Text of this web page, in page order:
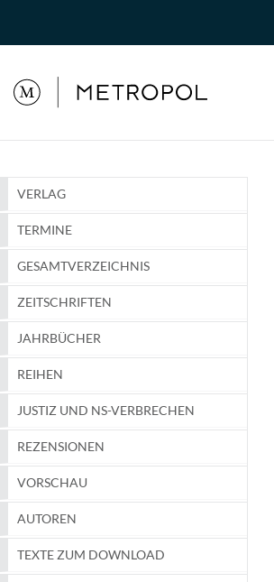
VERLAG
TERMINE
GESAMTVERZEICHNIS
ZEITSCHRIFTEN
JAHRBÜCHER
REIHEN
JUSTIZ UND NS-VERBRECHEN
REZENSIONEN
VORSCHAU
AUTOREN
TEXTE ZUM DOWNLOAD